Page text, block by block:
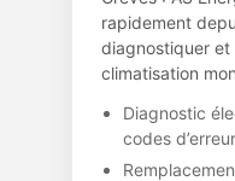
rapidement
diagnostiquer
climatisation
Diagnostic
codes d’erreur